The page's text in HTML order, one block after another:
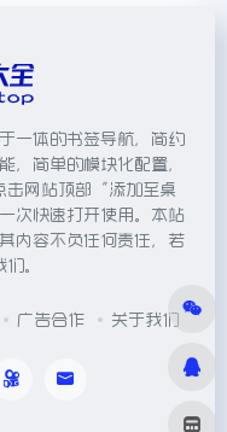
一体的书签导航，简约
，简单的模块化配置，
击网站顶部“添加至桌
次快速打开使用。本站
内容不负任何责任，若
。
广告合作 关于我们